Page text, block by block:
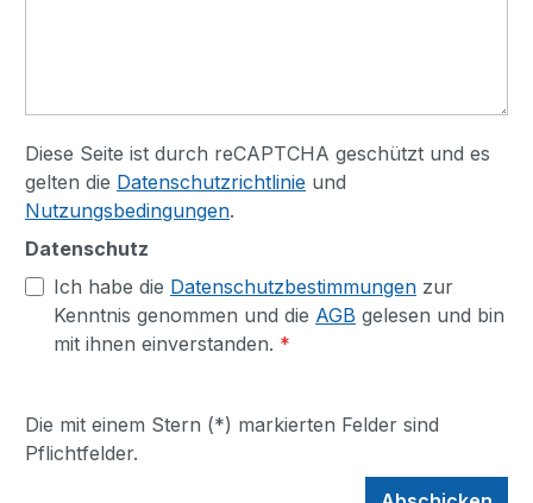
Diese Seite ist durch reCAPTCHA geschützt und es
gelten die Datenschutzrichtlinie und
Nutzungsbedingungen.
Datenschutz
Ich habe die Datenschutzbestimmungen zur
Kenntnis genommen und die AGB gelesen und bin
mit ihnen einverstanden. *
Die mit einem Stern (*) markierten Felder sind
Pflichtfelder.